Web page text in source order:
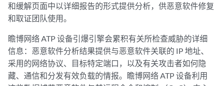
和缓解页面中以详细报告的形式提供分析，供恶意软件修复
和取证团队使用。
瞻博网络 ATP 设备引爆引擎会累积有关所检查威胁的详细
信息：恶意软件分析结果提供与恶意软件关联的 IP 地址、
采用的网络协议、目标特定端口，以及有关攻击者如何隐
藏、通信和分发有效负载的情报。瞻博网络 ATP 设备利用